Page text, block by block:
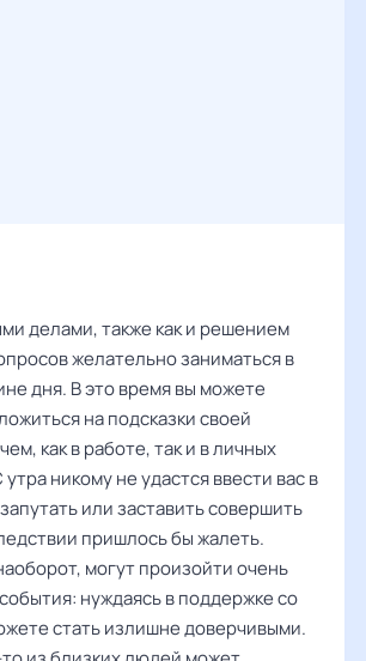
делами, также как и решением
желательно заниматься в
дня. В это время вы можете
на подсказки своей
как в работе, так и в личных
никому не удастся ввести вас в
или заставить совершить
пришлось бы жалеть.
могут произойти очень
нуждаясь в поддержке со
стать излишне доверчивыми.